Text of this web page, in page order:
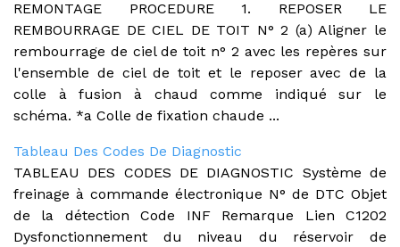
REMONTAGE PROCEDURE 1. REPOSER LE
REMBOURRAGE DE CIEL DE TOIT N° 2 (a) Aligner le
rembourrage de ciel de toit n° 2 avec les repères sur
l'ensemble de ciel de toit et le reposer avec de la
colle à fusion à chaud comme indiqué sur le
schéma. *a Colle de fixation chaude ...
Tableau Des Codes De Diagnostic
TABLEAU DES CODES DE DIAGNOSTIC Système de
freinage à commande électronique N° de DTC Objet
de la détection Code INF Remarque Lien C1202
Dysfonctionnement du niveau du réservoir de